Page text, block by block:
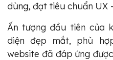
dùng, đạt tiêu chuẩn UX
Ấn tượng đầu tiên của
diện đẹp mắt, phù
website đã đáp ứng